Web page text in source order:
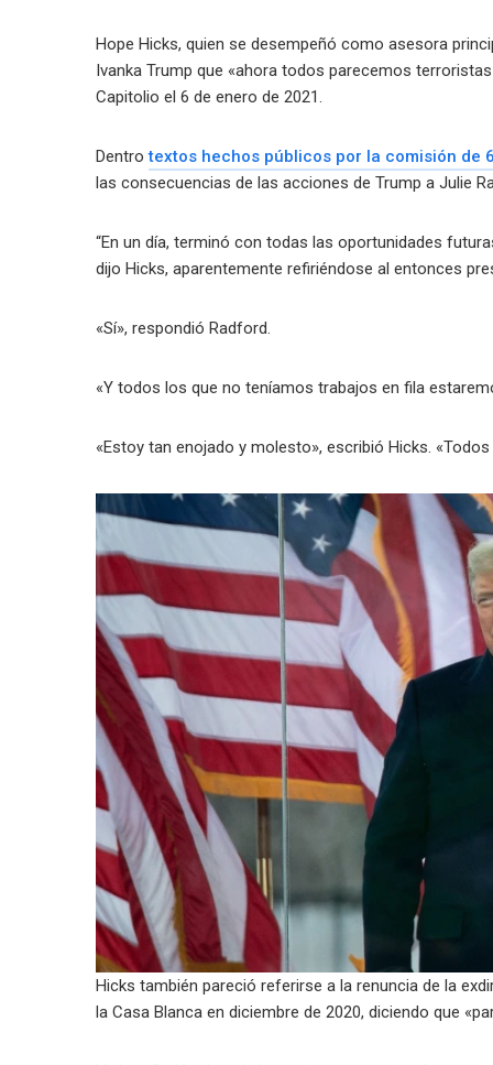
Hope Hicks, quien se desempeñó como asesora
Ivanka Trump que «ahora todos parecemos
Capitolio el 6 de enero de 2021.
Dentrotextos hechos públicos por la comisión de
las consecuencias de las acciones de Trump a Julie
“En un día, terminó con todas las oportunidades
dijo Hicks, aparentemente refiriéndose al entonces
«Sí», respondió Radford.
«Y todos los que no teníamos trabajos en fila
«Estoy tan enojado y molesto», escribió Hicks.
Hicks también pareció referirse a la renuncia de la
la Casa Blanca en diciembre de 2020, diciendo que